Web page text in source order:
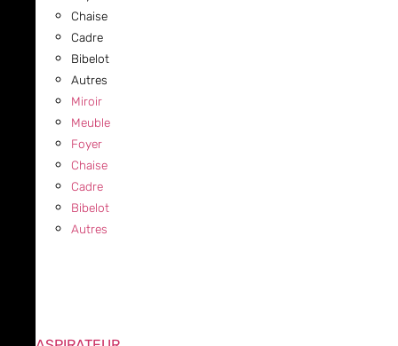
Chaise
Cadre
Bibelot
Autres
Miroir
Meuble
Foyer
Chaise
Cadre
Bibelot
Autres